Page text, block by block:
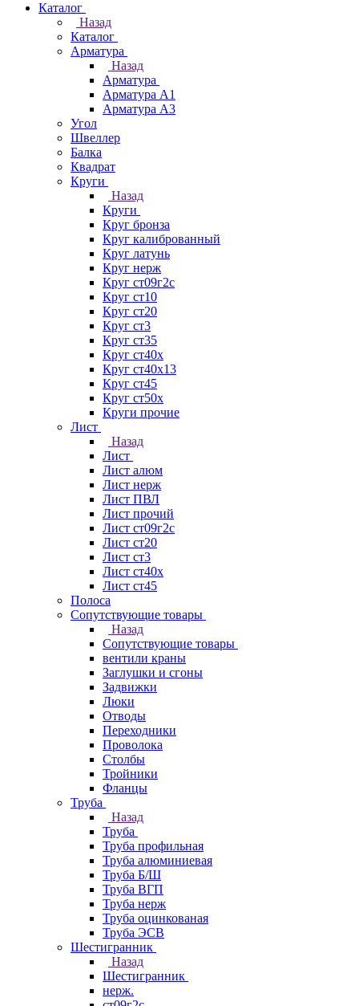
Каталог
Назад
Каталог
Арматура
Назад
Арматура
Арматура А1
Арматура А3
Угол
Швеллер
Балка
Квадрат
Круги
Назад
Круги
Круг бронза
Круг калиброванный
Круг латунь
Круг нерж
Круг ст09г2с
Круг ст10
Круг ст20
Круг ст3
Круг ст35
Круг ст40х
Круг ст40х13
Круг ст45
Круг ст50х
Круги прочие
Лист
Назад
Лист
Лист алюм
Лист нерж
Лист ПВЛ
Лист прочий
Лист ст09г2с
Лист ст20
Лист ст3
Лист ст40х
Лист ст45
Полоса
Сопутствующие товары
Назад
Сопутствующие товары
вентили краны
Заглушки и сгоны
Задвижки
Люки
Отводы
Переходники
Проволока
Столбы
Тройники
Фланцы
Труба
Назад
Труба
Труба профильная
Труба алюминиевая
Труба Б/Ш
Труба ВГП
Труба нерж
Труба оцинкованая
Труба ЭСВ
Шестигранник
Назад
Шестигранник
нерж.